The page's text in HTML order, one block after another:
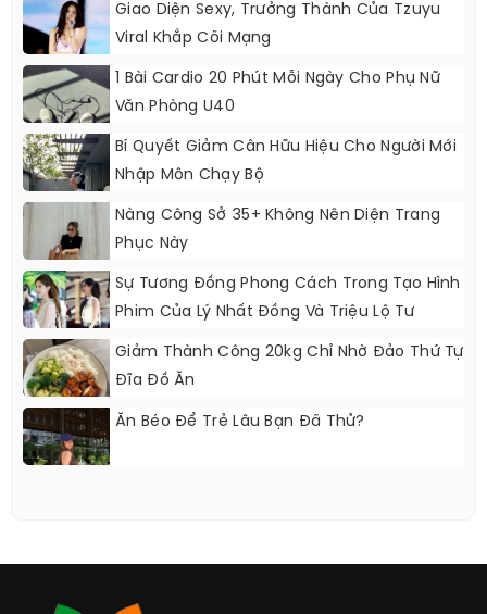
Giao Diện Sexy, Trưởng Thành Của Tzuyu
Viral Khắp Cõi Mạng
1 Bài Cardio 20 Phút Mỗi Ngày Cho Phụ Nữ
Văn Phòng U40
Bí Quyết Giảm Cân Hữu Hiệu Cho Người Mới
Nhập Môn Chạy Bộ
Nàng Công Sở 35+ Không Nên Diện Trang
Phục Này
Sự Tương Đồng Phong Cách Trong Tạo Hình
Phim Của Lý Nhất Đồng Và Triệu Lộ Tư
Giảm Thành Công 20kg Chỉ Nhờ Đảo Thứ Tự
Đĩa Đồ Ăn
Ăn Béo Để Trẻ Lâu Bạn Đã Thử?